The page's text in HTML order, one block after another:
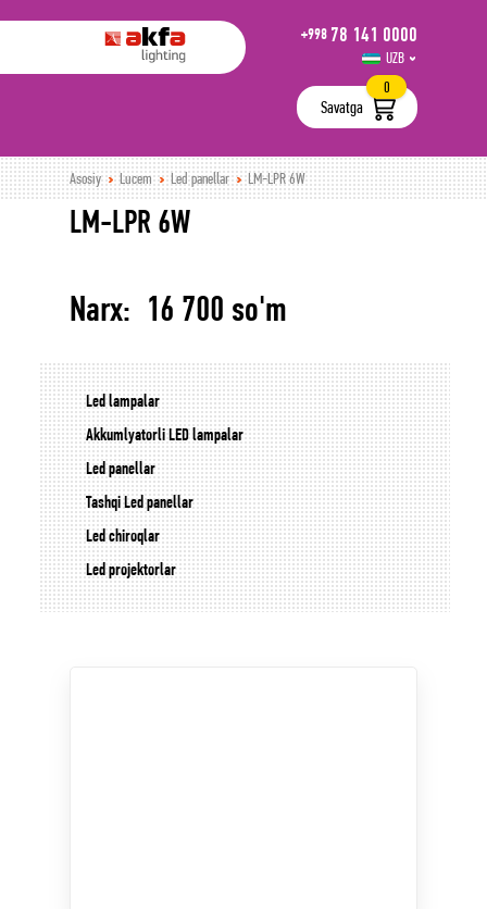
+998 78 141 0000
UZB
РУС
Savatga
0
Asosiy Lucem Led panellar LM-LPR 6W
LM-LPR 6W
Narx: 16 700 so'm
Led lampalar
Akkumlyatorli LED lampalar
Led panellar
Tashqi Led panellar
Led chiroqlar
Led projektorlar